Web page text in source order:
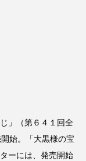
」（第６４１回全
始。「大黒様の宝
ーには、発売開始